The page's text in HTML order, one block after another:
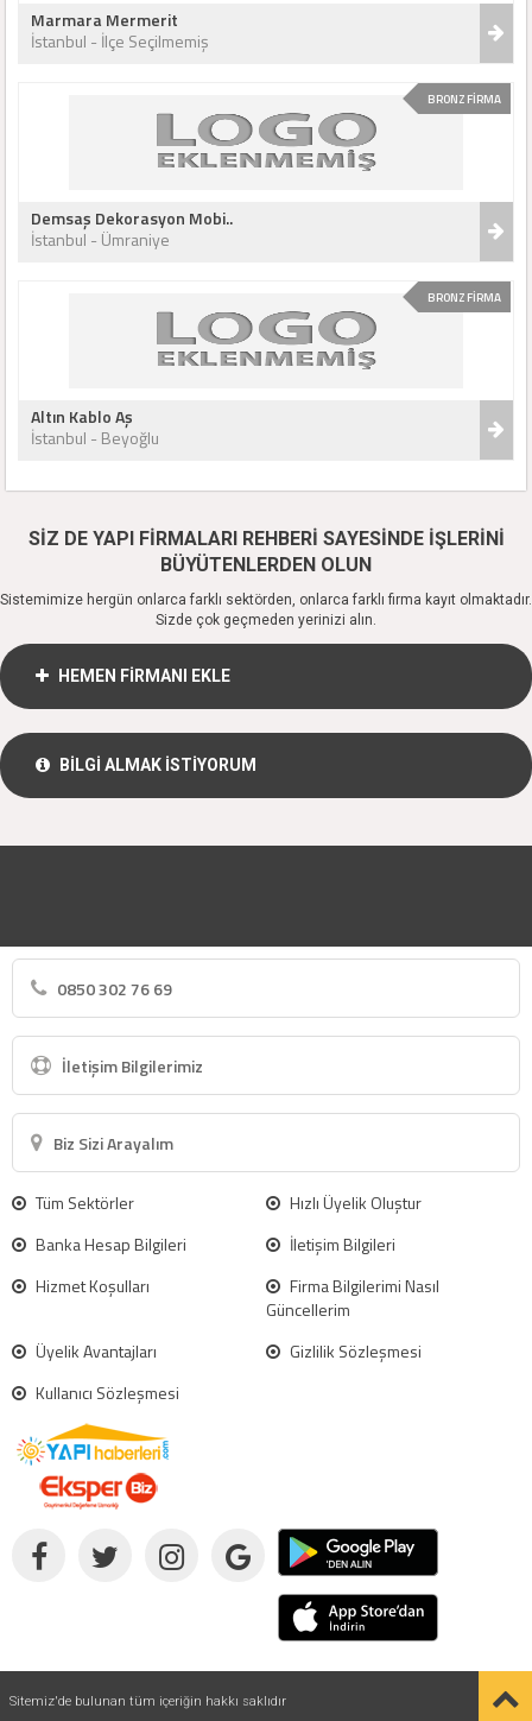
Marmara Mermerit
İstanbul - İlçe Seçilmemiş
BRONZ FİRMA
Demsaş Dekorasyon Mobi..
İstanbul - Ümraniye
BRONZ FİRMA
Altın Kablo Aş
İstanbul - Beyoğlu
SİZ DE YAPI FİRMALARI REHBERİ SAYESİNDE İŞLERİNİ
BÜYÜTENLERDEN OLUN
Sistemimize hergün onlarca farklı sektörden, onlarca farklı firma kayıt olmaktadır.
Sizde çok geçmeden yerinizi alın.
HEMEN FİRMANI EKLE
BİLGİ ALMAK İSTİYORUM
0850 302 76 69
İletişim Bilgilerimiz
Biz Sizi Arayalım
Tüm Sektörler
Hızlı Üyelik Oluştur
Banka Hesap Bilgileri
İletişim Bilgileri
Hizmet Koşulları
Firma Bilgilerimi Nasıl
Güncellerim
Üyelik Avantajları
Gizlilik Sözleşmesi
Kullanıcı Sözleşmesi
Sitemiz'de bulunan tüm içeriğin hakkı saklıdır